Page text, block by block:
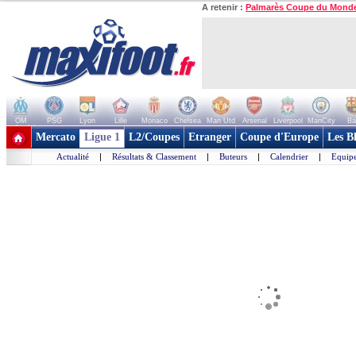
A retenir : Palmarès Coupe du
OM PSG Lyon Lille Monaco Chelsea Man Utd Arsenal Liverpool ManCity
+ de clubs
Mercato Ligue 1 L2/Coupes Etranger Coupe d'Europe Les
Actualité | Résultats & Classement | Buteurs | Calendrier |